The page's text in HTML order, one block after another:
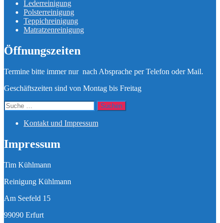
Lederreinigung
Polsterreinigung
Teppichreinigung
Matratzenreinigung
Öffnungszeiten
Termine bitte immer nur nach Absprache per Telefon oder Mail.
Geschäftszeiten sind von Montag bis Freitag
Suche
nach:
Kontakt und Impressum
Impressum
Tim Kühlmann
Reinigung Kühlmann
Am Seefeld 15
99090 Erfurt